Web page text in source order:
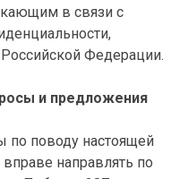
в связи с
Федерации.
и предложения
по поводу настоящей
направлять по